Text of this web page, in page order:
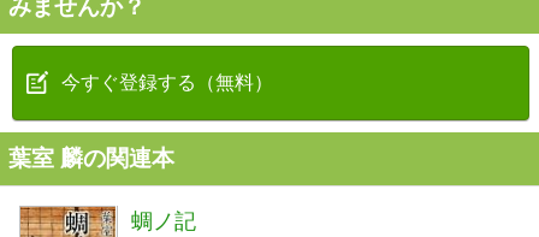
みませんか？
今すぐ登録する（無料）
葉室 麟の関連本
蜩ノ記